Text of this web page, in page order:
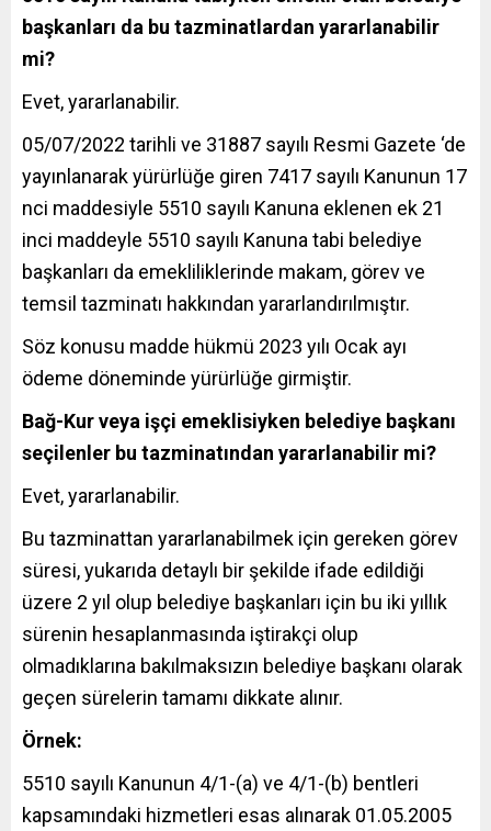
başkanları da bu tazminatlardan yararlanabilir
mi?
Evet, yararlanabilir.
05/07/2022 tarihli ve 31887 sayılı Resmi Gazete ‘de
yayınlanarak yürürlüğe giren 7417 sayılı Kanunun 17
nci maddesiyle 5510 sayılı Kanuna eklenen ek 21
inci maddeyle 5510 sayılı Kanuna tabi belediye
başkanları da emekliliklerinde makam, görev ve
temsil tazminatı hakkından yararlandırılmıştır.
Söz konusu madde hükmü 2023 yılı Ocak ayı
ödeme döneminde yürürlüğe girmiştir.
Bağ-Kur veya işçi emeklisiyken belediye başkanı
seçilenler bu tazminatından yararlanabilir mi?
Evet, yararlanabilir.
Bu tazminattan yararlanabilmek için gereken görev
süresi, yukarıda detaylı bir şekilde ifade edildiği
üzere 2 yıl olup belediye başkanları için bu iki yıllık
sürenin hesaplanmasında iştirakçi olup
olmadıklarına bakılmaksızın belediye başkanı olarak
geçen sürelerin tamamı dikkate alınır.
Örnek:
5510 sayılı Kanunun 4/1-(a) ve 4/1-(b) bentleri
kapsamındaki hizmetleri esas alınarak 01.05.2005